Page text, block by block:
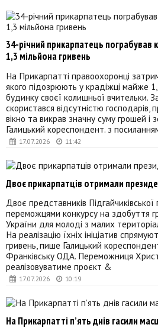
17.07.2026 11:42
34-річний прикарпатець
1,3 мільйона гривень
На Прикарпатті правоохоронці
якого підозрюють у крадіжці майже
будинку своєї колишньої вчительки.
скористався відсутністю господарів,
вікно та викрав значну суму грошей і
Галицький кореспондент. з
17.07.2026 10:19
Двоє прикарпатців отримали
Двоє представників
переможцями конкурсу на здобуття
України для молоді з малих
На реалізацію їхніх ініціатив
гривень, пише Галицький
Франківську ОДА. Переможниця
реалізовуватиме проєкт &
На Прикарпатті п’ять днів гасили